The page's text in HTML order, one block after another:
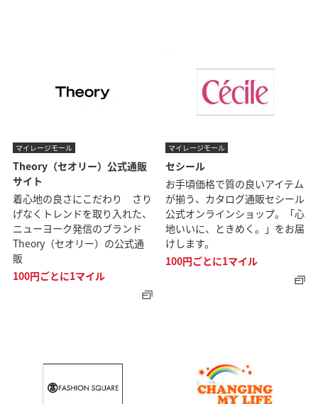
マイレージモール
Theory（セオリー）公式通販
サイト
着心地の良さにこだわり さり
げなくトレンドを取り入れた、
ニューヨーク発信のブランド
Theory（セオリー）の公式通
販
100円ごとに1マイル
マイレージモール
セシール
お手頃価格で質の良いアイテム
が揃う、カタログ通販セシール
公式オンラインショップ。「心
地いいに、ときめく。」をお届
けします。
100円ごとに1マイル